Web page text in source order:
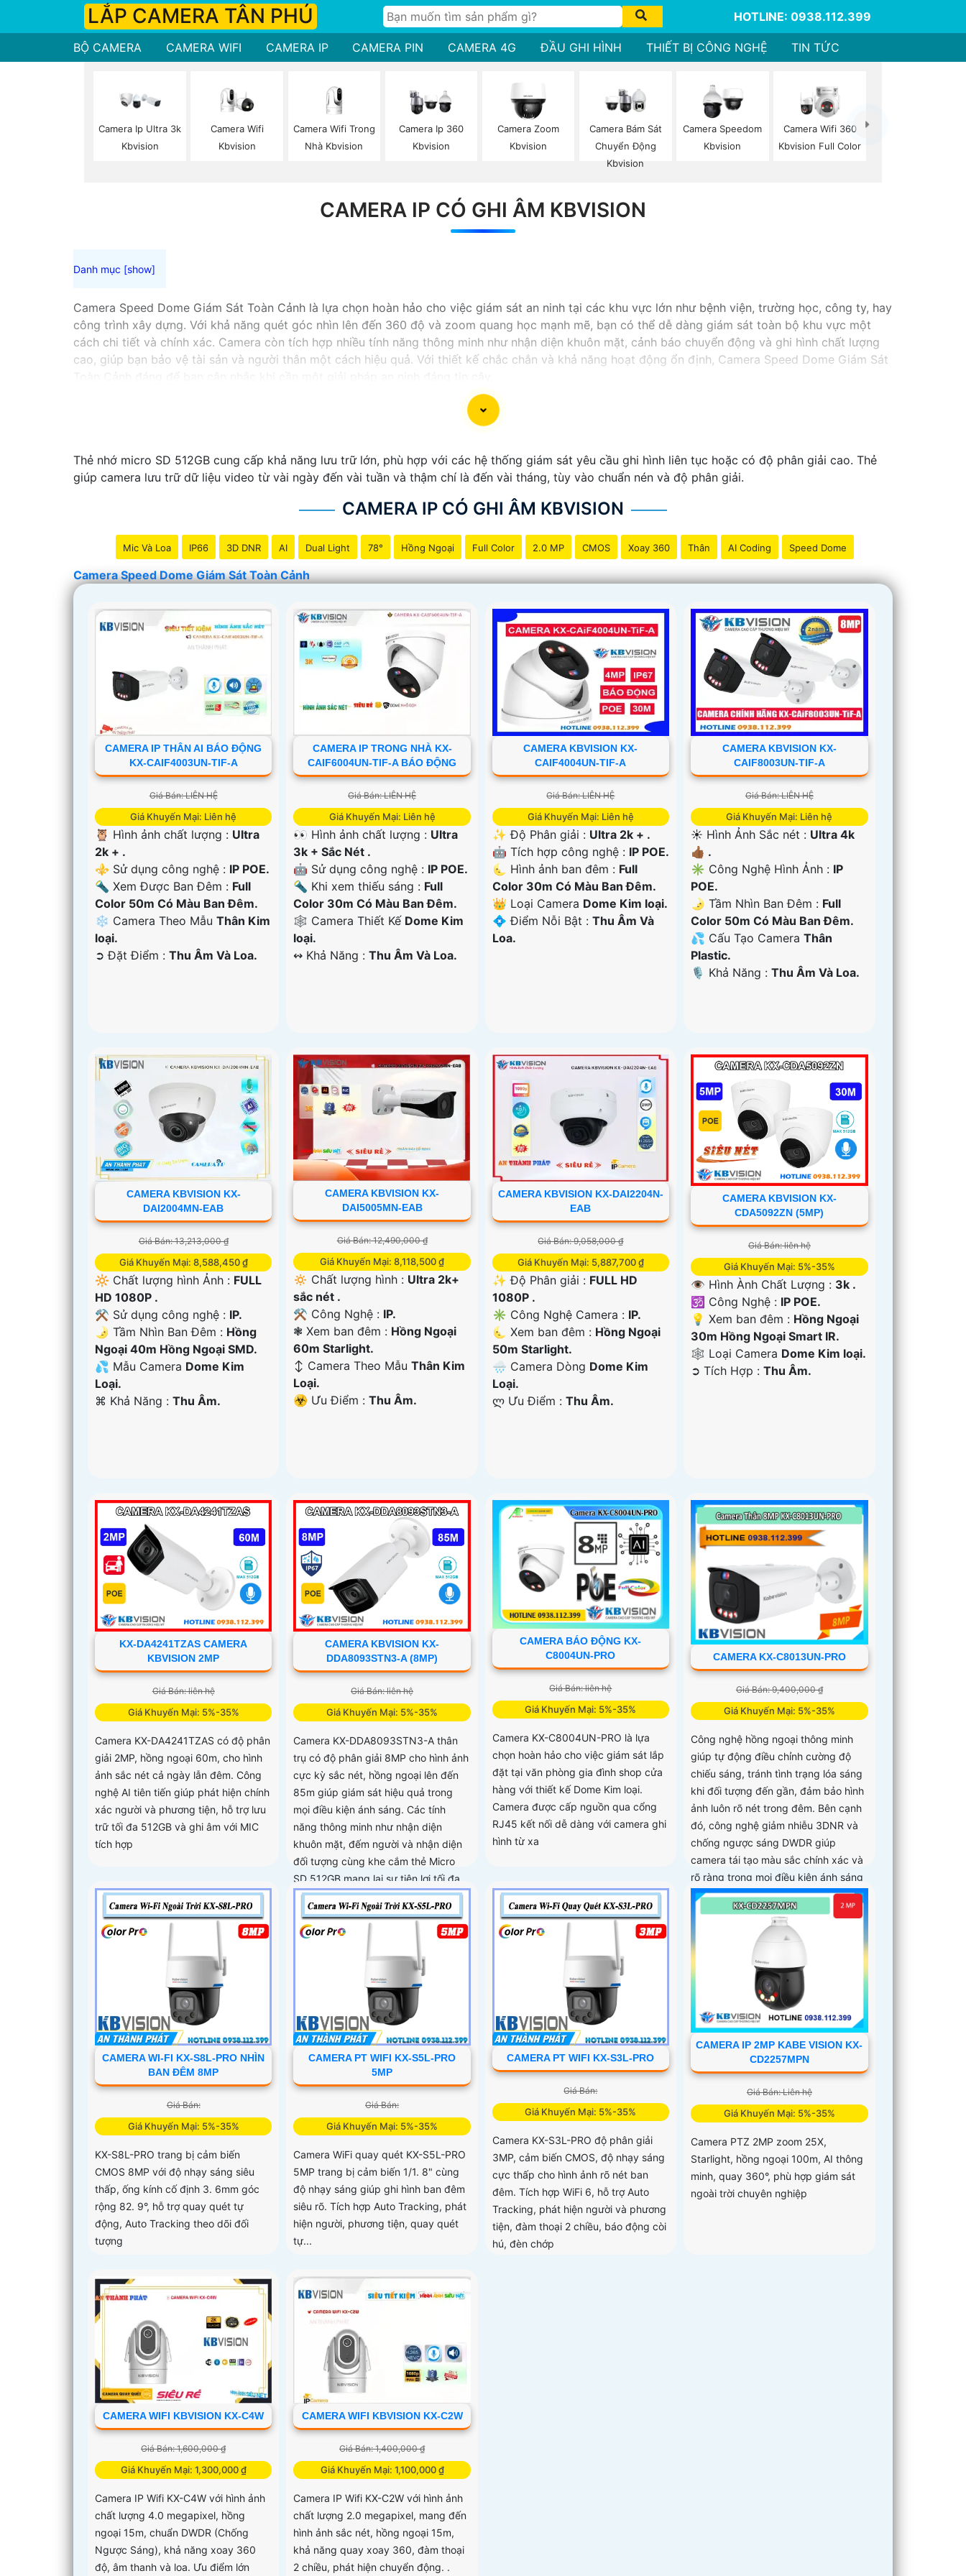
LẮP CAMERA TÂN PHÚ HOTLINE: 0938.112.399
BỘ CAMERA CAMERA WIFI CAMERA IP CAMERA PIN CAMERA 4G ĐẦU GHI HÌNH THIẾT BỊ CÔNG NGHỆ TIN TỨC
Camera Ip Ultra 3k
Kbvision
Camera Wifi
Kbvision
Camera Wifi Trong
Nhà Kbvision
Camera Ip 360
Kbvision
Camera Zoom
Kbvision
Camera Bám Sát
Chuyển Động
Kbvision
Camera Speedom
Kbvision
Camera Wifi 360
Kbvision Full Color
CAMERA IP CÓ GHI ÂM KBVISION
Camera Speed Dome Giám Sát Toàn Cảnh là lựa chọn hoàn hảo cho việc giám sát an ninh tại các khu vực lớn như bệnh viện, trường học, công ty, hay
công trình xây dựng. Với khả năng quét góc nhìn lên đến 360 độ và zoom quang học mạnh mẽ, bạn có thể dễ dàng giám sát toàn bộ khu vực một
cách chi tiết và chính xác. Camera còn tích hợp nhiều tính năng thông minh như nhận diện khuôn mặt, cảnh báo chuyển động và ghi hình chất lượng
cao, giúp bạn bảo vệ tài sản và người thân một cách hiệu quả. Với thiết kế chắc chắn và khả năng hoạt động ổn định, Camera Speed Dome Giám Sát
Thẻ nhớ micro SD 512GB cung cấp khả năng lưu trữ lớn, phù hợp với các hệ thống giám sát yêu cầu ghi hình liên tục hoặc có độ phân giải cao. Thẻ
giúp camera lưu trữ dữ liệu video từ vài ngày đến vài tuần và thậm chí là đến vài tháng, tùy vào chuẩn nén và độ phân giải.
CAMERA IP CÓ GHI ÂM KBVISION
Mic Và Loa IP66 3D DNR AI Dual Light 78° Hồng Ngoại Full Color 2.0 MP CMOS Xoay 360 Thân AI Coding Speed Dome
Camera Speed Dome Giám Sát Toàn Cảnh
CAMERA IP THÂN AI BÁO ĐỘNG
KX-CAIF4003UN-TIF-A
Giá Bán: LIÊN HỆ
Giá Khuyến Mại: Liên hệ
🦉 Hình ảnh chất lượng : Ultra
2k + .
⚜️ Sử dụng công nghệ : IP POE.
🔦 Xem Được Ban Đêm : Full
Color 50m Có Màu Ban Ðêm.
❄ Camera Theo Mẫu Thân Kim
loại.
️➲ Đặt Điểm : Thu Âm Và Loa.
CAMERA IP TRONG NHÀ KX-
CAIF6004UN-TIF-A BÁO ĐỘNG
Giá Bán: LIÊN HỆ
Giá Khuyến Mại: Liên hệ
👀 Hình ảnh chất lượng : Ultra
3k + Sắc Nét .
🤖️ Sử dụng công nghệ : IP POE.
🔦 Khi xem thiếu sáng : Full
Color 30m Có Màu Ban Ðêm.
🕸️ Camera Thiết Kế Dome Kim
loại.
️↭ Khả Năng :Thu Âm Và Loa.
CAMERA KBVISION KX-
CAIF4004UN-TIF-A
Giá Bán: LIÊN HỆ
Giá Khuyến Mại: Liên hệ
✨ Độ Phân giải : Ultra 2k + .
🤖️ Tích hợp công nghệ : IP POE.
🌜 Hình ảnh ban đêm : Full
Color 30m Có Màu Ban Ðêm.
👑 Loại Camera Dome Kim loại.
️💠 Điểm Nỗi Bật : Thu Âm Và
Loa.
CAMERA KBVISION KX-
CAIF8003UN-TIF-A
Giá Bán: LIÊN HỆ
Giá Khuyến Mại: Liên hệ
☀️ Hình Ảnh Sắc nét : Ultra 4k
👍🏾 .
✳️ Công Nghệ Hình Ảnh : IP
POE.
🌛 Tầm Nhìn Ban Đêm : Full
Color 50m Có Màu Ban Ðêm.
💦 Cấu Tạo CameraThân
Plastic.
️🎙 Khả Năng :Thu Âm Và Loa.
CAMERA KBVISION KX-
DAI2004MN-EAB
Giá Bán: 13,213,000 ₫
Giá Khuyến Mại: 8,588,450 ₫
🔆 Chất lượng hình Ảnh : FULL
HD 1080P .
⚒ Sử dụng công nghệ : IP.
🌛 Tầm Nhìn Ban Đêm : Hồng
Ngoại 40m Hồng Ngoại SMD.
💦 Mẫu Camera Dome Kim
Loại.
️⌘ Khả Năng : Thu Âm.
CAMERA KBVISION KX-
DAI5005MN-EAB
Giá Bán: 12,490,000 ₫
Giá Khuyến Mại: 8,118,500 ₫
🔅 Chất lượng hình : Ultra 2k+
sắc nét .
⚒ Công Nghệ : IP.
❃ Xem ban đêm : Hồng Ngoại
60m Starlight.
↕️ Camera Theo MẫuThân Kim
Loại.
️☣️ Ưu Điểm :Thu Âm.
CAMERA KBVISION KX-DAI2204N-
EAB
Giá Bán: 9,058,000 ₫
Giá Khuyến Mại: 5,887,700 ₫
✨ Độ Phân giải : FULL HD
1080P .
✳️ Công Nghệ Camera : IP.
🌜 Xem ban đêm : Hồng Ngoại
50m Starlight.
🌧️ Camera Dòng Dome Kim
Loại.
️ლ Ưu Điểm : Thu Âm.
CAMERA KBVISION KX-
CDA5092ZN (5MP)
Giá Bán: liên hệ
Giá Khuyến Mại: 5%-35%
👁 Hình Ành Chất Lượng : 3k .
🕉️ Công Nghệ : IP POE.
💡 Xem ban đêm : Hồng Ngoại
30m Hồng Ngoại Smart IR.
🕸️ Loại Camera Dome Kim loại.
️➲ Tích Hợp :Thu Âm.
KX-DA4241TZAS CAMERA
KBVISION 2MP
Giá Bán: liên hệ
Giá Khuyến Mại: 5%-35%
Camera KX-DA4241TZAS có độ phân
giải 2MP, hồng ngoại 60m, cho hình
ảnh sắc nét cả ngày lẫn đêm. Công
nghệ AI tiên tiến giúp phát hiện chính
xác người và phương tiện, hỗ trợ lưu
trữ tối đa 512GB và ghi âm với MIC
tích hợp
CAMERA KBVISION KX-
DDA8093STN3-A (8MP)
Giá Bán: liên hệ
Giá Khuyến Mại: 5%-35%
Camera KX-DDA8093STN3-A thân
trụ có độ phân giải 8MP cho hình ảnh
cực kỳ sắc nét, hồng ngoại lên đến
85m giúp giám sát hiệu quả trong
mọi điều kiện ánh sáng. Các tính
năng thông minh như nhận diện
khuôn mặt, đếm người và nhận diện
đối tượng cùng khe cắm thẻ Micro
SD 512GB mang lại sự tiện lợi tối đa
được bảo vệ với chuẩn IP67, IK10 và
hỗ trợ PoE, camera đảm bảo hoạt
động ổn định
CAMERA BÁO ĐỘNG KX-
C8004UN-PRO
Giá Bán: liên hệ
Giá Khuyến Mại: 5%-35%
Camera KX-C8004UN-PRO là lựa
chọn hoàn hảo cho việc giám sát lắp
đặt tại văn phòng gia đình shop cửa
hàng với thiết kế Dome Kim loại.
Camera được cấp nguồn qua cổng
RJ45 kết nối dễ dàng với camera ghi
hình từ xa
CAMERA KX-C8013UN-PRO
Giá Bán: 9,400,000 ₫
Giá Khuyến Mại: 5%-35%
Công nghệ hồng ngoại thông minh
giúp tự động điều chỉnh cường độ
chiếu sáng, tránh tình trạng lóa sáng
khi đối tượng đến gần, đảm bảo hình
ảnh luôn rõ nét trong đêm. Bên cạnh
đó, công nghệ giảm nhiễu 3DNR và
chống ngược sáng DWDR giúp
camera tái tạo màu sắc chính xác và
rõ ràng trong mọi điều kiện ánh sáng
phức tạp như ngược sáng mạnh hay
thiếu sáng
CAMERA WI-FI KX-S8L-PRO NHÌN
BAN ĐÊM 8MP
Giá Bán:
Giá Khuyến Mại: 5%-35%
KX-S8L-PRO trang bị cảm biến
CMOS 8MP với độ nhạy sáng siêu
thấp, ống kính cố định 3. 6mm góc
rộng 82. 9°, hỗ trợ quay quét tự
động, Auto Tracking theo dõi đối
tượng
CAMERA PT WIFI KX-S5L-PRO
5MP
Giá Bán:
Giá Khuyến Mại: 5%-35%
Camera WiFi quay quét KX-S5L-PRO
5MP trang bị cảm biến 1/1. 8" cùng
độ nhạy sáng giúp ghi hình ban đêm
siêu rõ. Tích hợp Auto Tracking, phát
hiện người, phương tiện, quay quét
tự...
CAMERA PT WIFI KX-S3L-PRO
Giá Bán:
Giá Khuyến Mại: 5%-35%
Camera KX-S3L-PRO độ phân giải
3MP, cảm biến CMOS, độ nhạy sáng
cực thấp cho hình ảnh rõ nét ban
đêm. Tích hợp WiFi 6, hỗ trợ Auto
Tracking, phát hiện người và phương
tiện, đàm thoại 2 chiều, báo động còi
hú, đèn chớp
CAMERA IP 2MP KABE VISION KX-
CD2257MPN
Giá Bán: Liên hệ
Giá Khuyến Mại: 5%-35%
Camera PTZ 2MP zoom 25X,
Starlight, hồng ngoại 100m, AI thông
minh, quay 360°, phù hợp giám sát
ngoài trời chuyên nghiệp
CAMERA WIFI KBVISION KX-C4W
Giá Bán: 1,600,000 ₫
Giá Khuyến Mại: 1,300,000 ₫
Camera IP Wifi KX-C4W với hình ảnh
chất lượng 4.0 megapixel, hồng
ngoại 15m, chuẩn DWDR (Chống
Ngược Sáng), khả năng xoay 360
độ, âm thanh và loa. Ưu điểm lớn
CAMERA WIFI KBVISION KX-C2W
Giá Bán: 1,400,000 ₫
Giá Khuyến Mại: 1,100,000 ₫
Camera IP Wifi KX-C2W với hình ảnh
chất lượng 2.0 megapixel, mang đến
hình ảnh sắc nét, hồng ngoại 15m,
khả năng quay xoay 360, đàm thoại
2 chiều, phát hiện chuyển động. .